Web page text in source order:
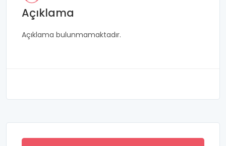
Açıklama
Açıklama bulunmamaktadır.